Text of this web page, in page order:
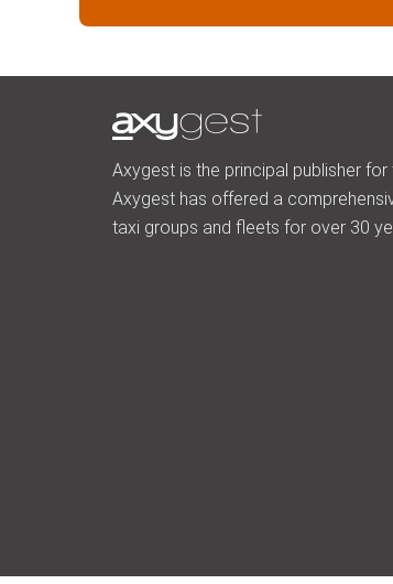
Axygest is the principal publisher
Axygest has offered a
taxi groups and fleets for over 30